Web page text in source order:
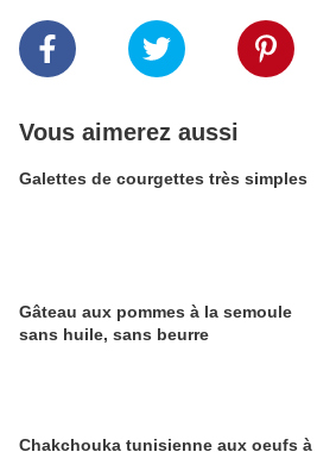
Vous aimerez aussi
Galettes de courgettes très simples
Gâteau aux pommes à la semoule
sans huile, sans beurre
Chakchouka tunisienne aux oeufs à